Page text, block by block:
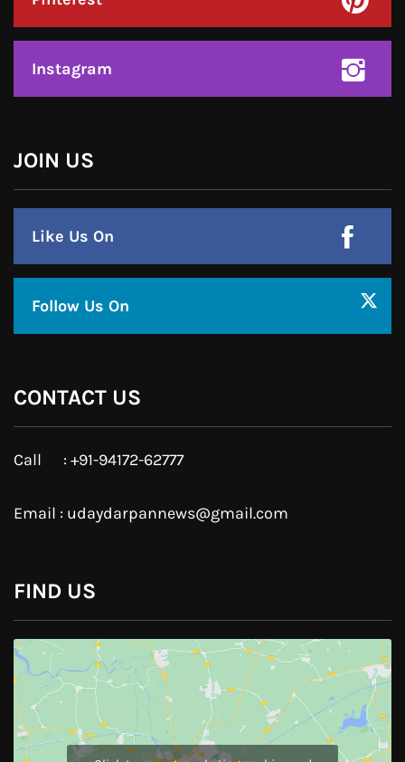
हमसे जुड़े !!
Facebook
Instagram
JOIN US